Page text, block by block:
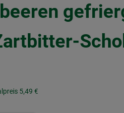
5,49 €
hinzufügen